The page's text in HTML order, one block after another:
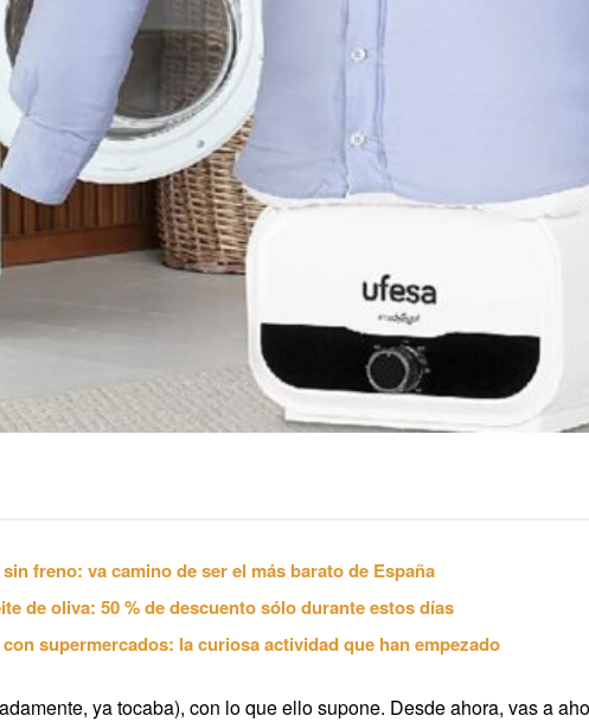
freno: va camino de ser el más barato de España
de oliva: 50 % de descuento sólo durante estos días
supermercados: la curiosa actividad que han empezado
ya tocaba), con lo que ello supone. Desde ahora, vas a